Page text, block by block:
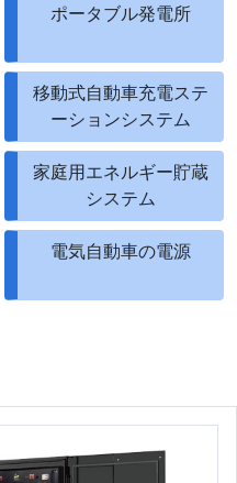
ポータブル発電所
移動式自動車充電ステ
ーションシステム
家庭用エネルギー貯蔵
システム
電気自動車の電源